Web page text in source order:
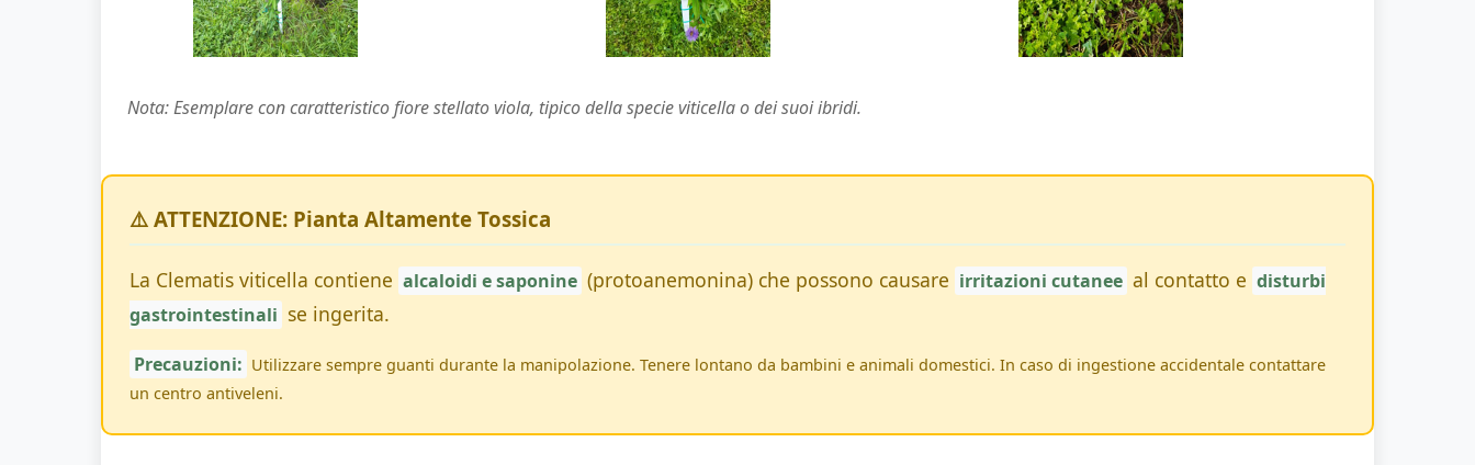
Nota: Esemplare con caratteristico fiore stellato viola, tipico della specie viticella o dei suoi ibridi.
⚠️ ATTENZIONE: Pianta Altamente Tossica
La Clematis viticella contiene alcaloidi e saponine (protoanemonina) che possono causare irritazioni cutanee al contatto e disturbi
gastrointestinali se ingerita.
Precauzioni: Utilizzare sempre guanti durante la manipolazione. Tenere lontano da bambini e animali domestici. In caso di ingestione accidentale contattare
un centro antiveleni.